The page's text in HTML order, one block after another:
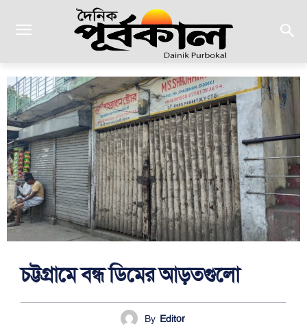
চট্টগ্রামে বন্ধ ডিমের আড়তগুলো
By Editor